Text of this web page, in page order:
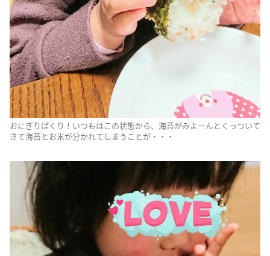
おにぎりぱくり！いつもはこの状態から、海苔がみよーんとくっついて
きて海苔とお米が分かれてしまうことが・・・